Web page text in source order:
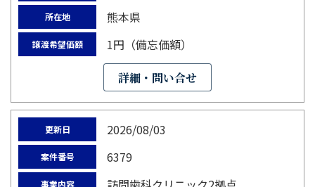
所在地 熊本県
譲渡希望価額 1円（備忘価額）
詳細・問い合せ
更新日 2026/08/03
案件番号 6379
事業内容